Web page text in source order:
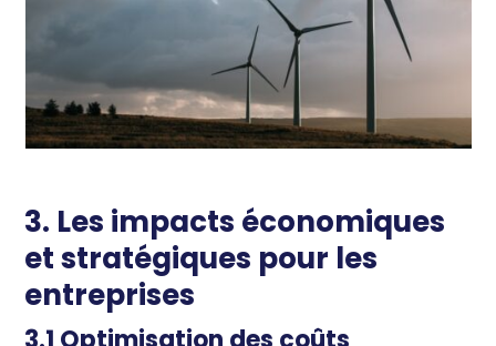
3. Les impacts économiques
et stratégiques pour les
entreprises